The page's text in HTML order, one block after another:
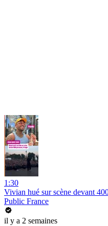
1:30
Vivian hué sur scène devant
Public France
il y a 2 semaines